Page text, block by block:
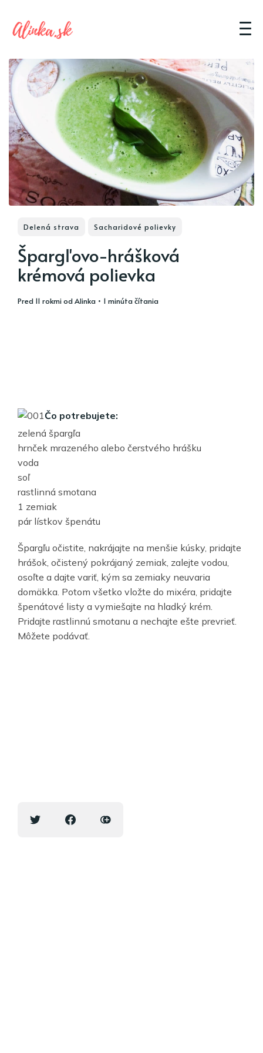
Delená strava Sacharidové polievky
Špargľovo-hrášková
krémová polievka
pred 11 rokmiodAlinka • 1 minúta čítania
Čo potrebujete:
zelená špargľa
hrnček mrazeného alebo čerstvého hrášku
voda
soľ
rastlinná smotana
1 zemiak
pár lístkov špenátu
Špargľu očistite, nakrájajte na menšie kúsky, pridajte
hrášok, očistený pokrájaný zemiak, zalejte vodou,
osoľte a dajte variť, kým sa zemiaky neuvaria
domäkka. Potom všetko vložte do mixéra, pridajte
špenátové listy a vymiešajte na hladký krém.
Pridajte rastlinnú smotanu a nechajte ešte prevrieť.
Môžete podávať.